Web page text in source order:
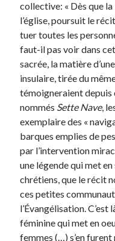
collective: « Dès que la
l’église, poursuit le
tuer toutes les
faut-il pas voir dans
sacrée, la matière
insulaire, tirée du
témoigneraient depuis
nommés Sette Nave,
exemplaire des «
barques emplies de
par l’intervention
une légende qui met en
chrétiens, que le récit
ces petites
l’Évangélisation.
féminine qui met en
femmes (…) s’en